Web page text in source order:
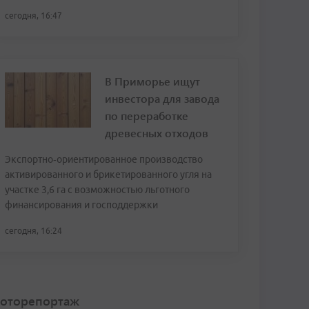
сегодня, 16:47
В Приморье ищут
инвестора для завода
по переработке
древесных отходов
Экспортно‑ориентированное производство
активированного и брикетированного угля на
участке 3,6 га с возможностью льготного
финансирования и господдержки
сегодня, 16:24